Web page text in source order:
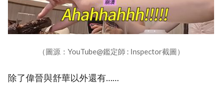
（圖源：YouTube@鑑定師 : Inspector截圖）
除了偉晉與舒華以外還有……